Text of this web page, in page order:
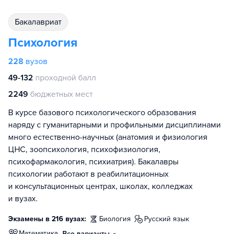
бакалавриат
Психология
228 вузов
49-132 проходной балл
2249 бюджетных мест
В курсе базового психологического образования
наряду с гуманитарными и профильными дисциплинами
много естественно-научных (анатомия и физиология
ЦНС, зоопсихология, психофизиология,
психофармакология, психиатрия). Бакалавры
психологии работают в реабилитационных
и консультационных центрах, школах, колледжах
и вузах.
Экзамены в 216 вузах: биология
русский язык